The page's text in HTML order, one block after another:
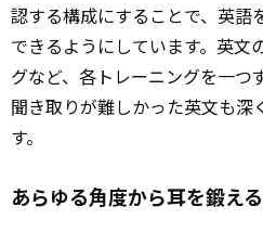
認する構成にすることで、英語
できるようにしています。英文
グなど、各トレーニングを一つ
聞き取りが難しかった英文も深
す。
あらゆる角度から耳を鍛え